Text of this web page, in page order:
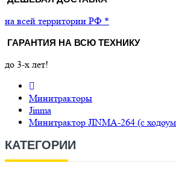
на всей территории РФ *
ГАРАНТИЯ НА ВСЮ ТЕХНИКУ
до 3-х лет!
Минитракторы
Jinma
Минитрактор JINMA-264 (с
КАТЕГОРИИ